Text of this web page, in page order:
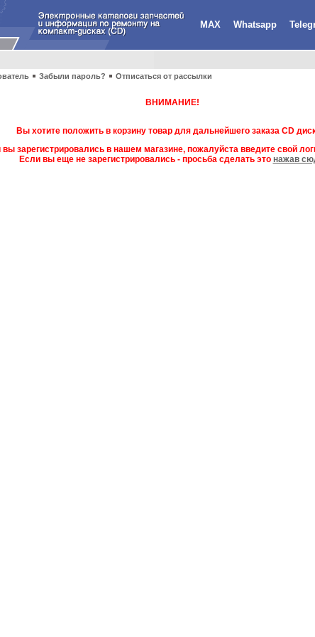
MAX Whatsapp
Забыли пароль? Отписаться от рассылки
ВНИМАНИЕ!
Вы хотите положить в корзину товар для дальнейшего заказа CD
вы зарегистрировались в нашем магазине, пожалуйста введите свой
Если вы еще не зарегистрировались - просьба сделать это нажав